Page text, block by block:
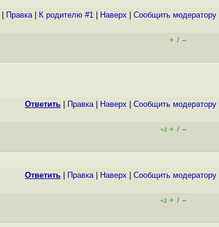
Правка| К родителю #1 Наверх Cообщить модератору
+ / –
Ответить Правка| Наверх Cообщить модератору
+2 + / –
Ответить Правка| Наверх Cообщить модератору
+2 + / –